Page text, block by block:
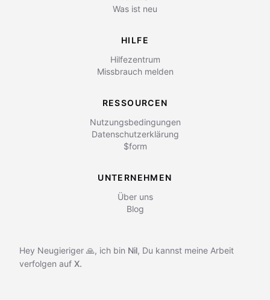
Was ist neu
HILFE
Hilfezentrum
Missbrauch melden
RESSOURCEN
Nutzungsbedingungen
Datenschutzerklärung
$form
UNTERNEHMEN
Über uns
Blog
Hey Neugieriger 🙏, ich bin Nil, Du kannst meine Arbeit
verfolgen auf X.